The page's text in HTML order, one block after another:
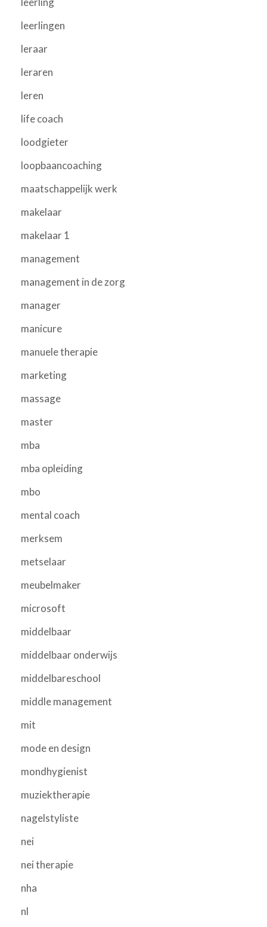
leerlingen
leraar
leraren
leren
life coach
loodgieter
loopbaancoaching
maatschappelijk werk
makelaar
makelaar 1
management
management in de zorg
manager
manicure
manuele therapie
marketing
massage
master
mba
mba opleiding
mbo
mental coach
merksem
metselaar
meubelmaker
microsoft
middelbaar
middelbaar onderwijs
middelbareschool
middle management
mit
mode en design
mondhygienist
muziektherapie
nagelstyliste
nei
nei therapie
nha
nl